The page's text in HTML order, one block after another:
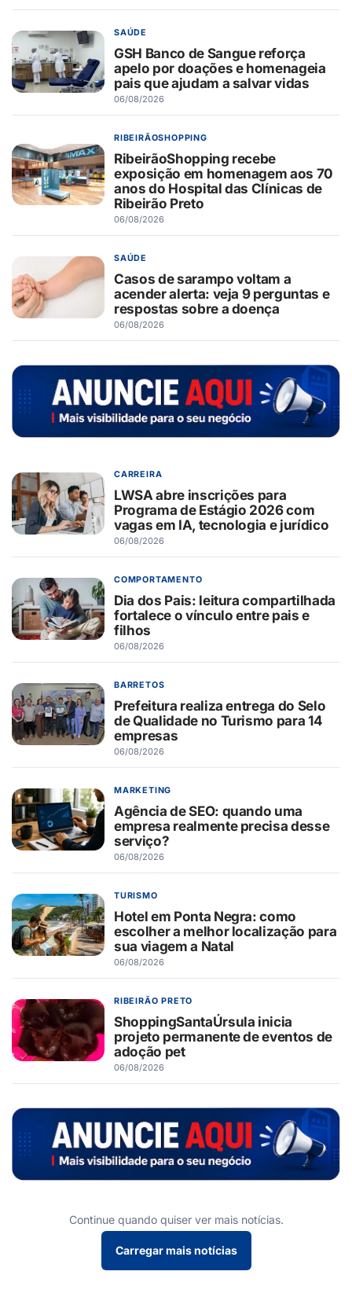
SAÚDE
GSH Banco de Sangue reforça
apelo por doações e homenageia
pais que ajudam a salvar vidas
06/08/2026
RIBEIRÃOSHOPPING
RibeirãoShopping recebe
exposição em homenagem aos 70
anos do Hospital das Clínicas de
Ribeirão Preto
06/08/2026
SAÚDE
Casos de sarampo voltam a
acender alerta: veja 9 perguntas e
respostas sobre a doença
06/08/2026
CARREIRA
LWSA abre inscrições para
Programa de Estágio 2026 com
vagas em IA, tecnologia e jurídico
06/08/2026
COMPORTAMENTO
Dia dos Pais: leitura compartilhada
fortalece o vínculo entre pais e
filhos
06/08/2026
BARRETOS
Prefeitura realiza entrega do Selo
de Qualidade no Turismo para 14
empresas
06/08/2026
MARKETING
Agência de SEO: quando uma
empresa realmente precisa desse
serviço?
06/08/2026
TURISMO
Hotel em Ponta Negra: como
escolher a melhor localização para
sua viagem a Natal
06/08/2026
RIBEIRÃO PRETO
ShoppingSantaÚrsula inicia
projeto permanente de eventos de
adoção pet
06/08/2026
Continue quando quiser ver mais notícias.
Carregar mais notícias